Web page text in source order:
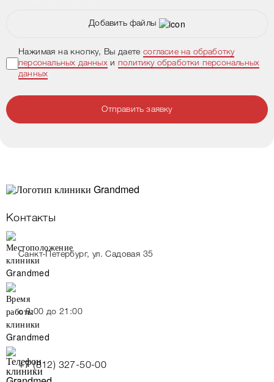
Добавить файлы
Нажимая на кнопку, Вы даетесогласие на обработку
персональных данныхиполитику обработки персональных
данных
Отправить заявку
Контакты
Санкт-Петербург, ул. Садовая 35
c 9:00 до 21:00
+7 (812) 327-50-00